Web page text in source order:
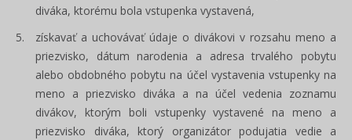
diváka, ktorému bola vstupenka vystavená,
získavať a uchovávať údaje o divákovi v rozsahu meno a
priezvisko, dátum narodenia a adresa trvalého pobytu
alebo obdobného pobytu na účel vystavenia vstupenky na
meno a priezvisko diváka a na účel vedenia zoznamu
divákov, ktorým boli vstupenky vystavené na meno a
priezvisko diváka, ktorý organizátor podujatia vedie a